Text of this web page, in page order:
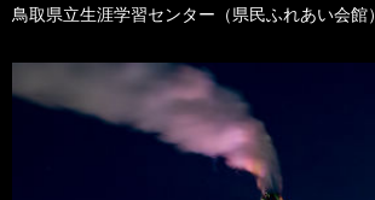
鳥取県立生涯学習センター（県民ふれあい会館）